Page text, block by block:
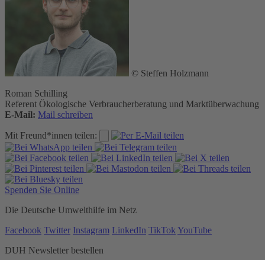
© Steffen Holzmann
Roman Schilling
Referent Ökologische Verbraucherberatung und Marktüberwachung
E-Mail: Mail schreiben
Mit Freund*innen teilen:
Spenden Sie Online
Die Deutsche Umwelthilfe im Netz
Facebook Twitter Instagram LinkedIn TikTok YouTube
DUH Newsletter bestellen